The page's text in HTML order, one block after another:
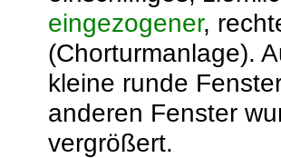
eingezogener,
(Chorturmanlage).
kleine runde
anderen Fenster
vergrößert.